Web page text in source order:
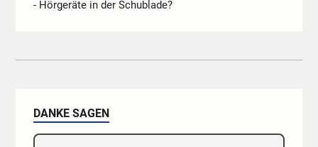
- Hörgeräte in der Schublade?
DANKE SAGEN